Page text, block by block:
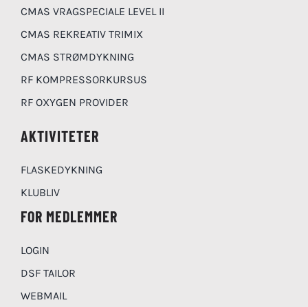
CMAS VRAGSPECIALE LEVEL II
CMAS REKREATIV TRIMIX
CMAS STRØMDYKNING
RF KOMPRESSORKURSUS
RF OXYGEN PROVIDER
AKTIVITETER
FLASKEDYKNING
KLUBLIV
FOR MEDLEMMER
LOGIN
DSF TAILOR
WEBMAIL